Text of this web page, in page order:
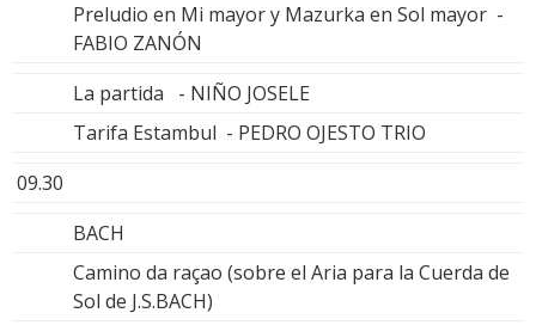
Preludio en Mi mayor y Mazurka en Sol mayor -
FABIO ZANÓN
La partida - NIÑO JOSELE
Tarifa Estambul - PEDRO OJESTO TRIO
09.30
BACH
Camino da raçao (sobre el Aria para la Cuerda de
Sol de J.S.BACH)